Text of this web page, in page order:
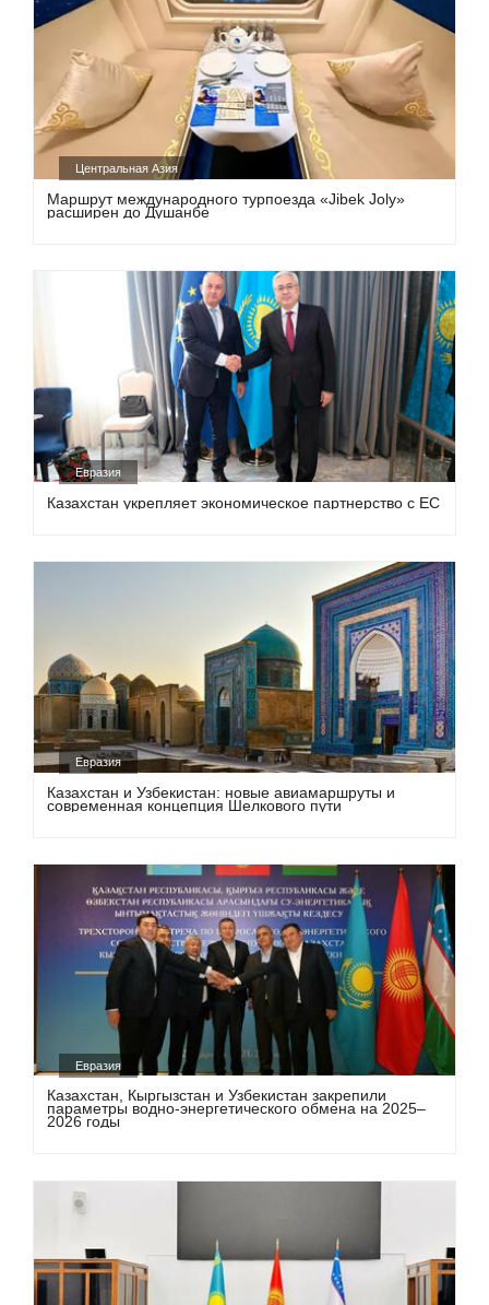
Центральная Азия
Маршрут международного турпоезда «Jibek Joly»
расширен до Душанбе
Евразия
Казахстан укрепляет экономическое партнерство с ЕС
Евразия
Казахстан и Узбекистан: новые авиамаршруты и
современная концепция Шелкового пути
Евразия
Казахстан, Кыргызстан и Узбекистан закрепили
параметры водно-энергетического обмена на 2025–
2026 годы